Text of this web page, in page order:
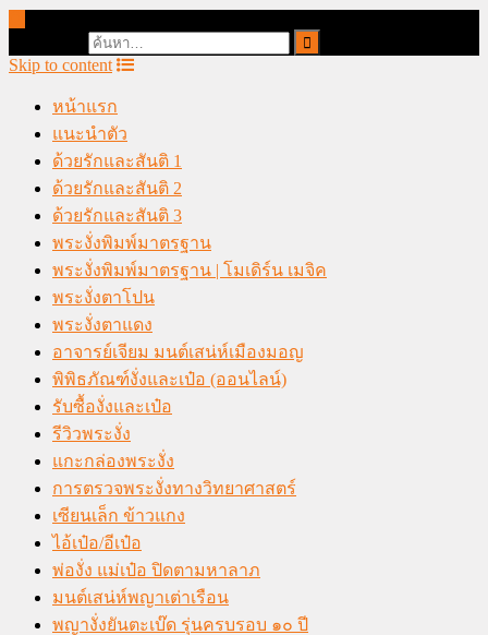
Skip to content
หน้าแรก
แนะนำตัว
ด้วยรักและสันติ 1
ด้วยรักและสันติ 2
ด้วยรักและสันติ 3
พระงั่งพิมพ์มาตรฐาน
พระงั่งพิมพ์มาตรฐาน | โมเดิร์น เมจิค
พระงั่งตาโปน
พระงั่งตาแดง
อาจารย์เจียม มนต์เสน่ห์เมืองมอญ
พิพิธภัณฑ์งั่งและเป๋อ (ออนไลน์)
รับซื้องั่งและเป๋อ
รีวิวพระงั่ง
แกะกล่องพระงั่ง
การตรวจพระงั่งทางวิทยาศาสตร์
เซียนเล็ก ข้าวแกง
ไอ้เป๋อ/อีเป๋อ
พ่องั่ง แม่เป๋อ ปิดตามหาลาภ
มนต์เสน่ห์พญาเต่าเรือน
พญางั่งยันตะเบ๊ด รุ่นครบรอบ ๑๐ ปี